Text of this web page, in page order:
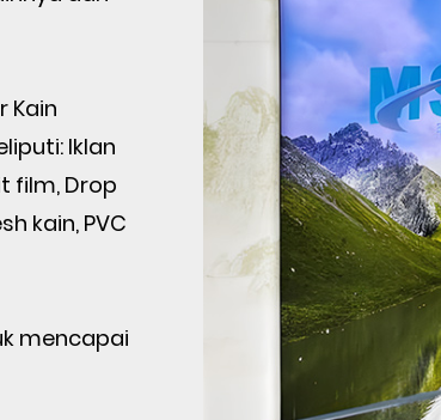
Kain
Iklan
film, Drop
kain, PVC
mencapai